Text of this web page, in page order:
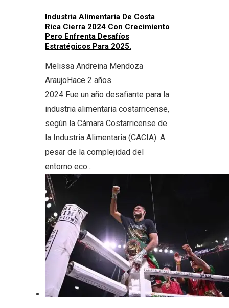
Industria Alimentaria De Costa
Rica Cierra 2024 Con Crecimiento
Pero Enfrenta Desafíos
Estratégicos Para 2025.
Melissa Andreina Mendoza
AraujoHace 2 años
2024 Fue un año desafiante para la
industria alimentaria costarricense,
según la Cámara Costarricense de
la Industria Alimentaria (CACIA). A
pesar de la complejidad del
entorno eco...